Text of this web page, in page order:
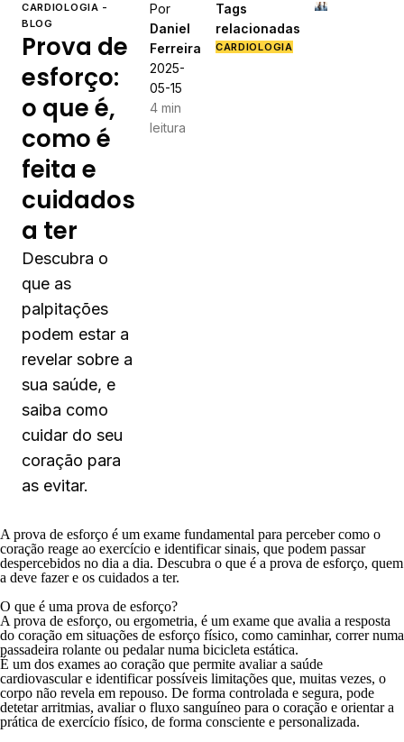
CARDIOLOGIA -
BLOG
Prova de
esforço:
o que é,
como é
feita e
cuidados
a ter
Descubra o
que as
palpitações
podem estar a
revelar sobre a
sua saúde, e
saiba como
cuidar do seu
coração para
as evitar.
Por
Daniel
Ferreira
2025-
05-15
4 min
leitura
Tags
relacionadas
CARDIOLOGIA
A prova de esforço é um exame fundamental para perceber como o
coração reage ao exercício e identificar sinais, que podem passar
despercebidos no dia a dia. Descubra o que é a prova de esforço, quem
a deve fazer e os cuidados a ter.
O que é uma prova de esforço?
A prova de esforço, ou ergometria, é um exame que avalia a resposta
do coração em situações de esforço físico, como caminhar, correr numa
passadeira rolante ou pedalar numa bicicleta estática.
É um dos exames ao coração que permite avaliar a saúde
cardiovascular e identificar possíveis limitações que, muitas vezes, o
corpo não revela em repouso. De forma controlada e segura, pode
detetar arritmias, avaliar o fluxo sanguíneo para o coração e orientar a
prática de exercício físico, de forma consciente e personalizada.